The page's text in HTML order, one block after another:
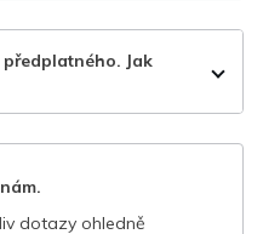
Jak
dotazy ohledně